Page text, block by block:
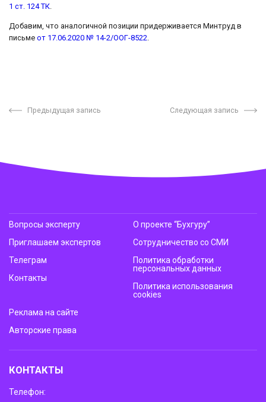
1 ст. 124 ТК.
Добавим, что аналогичной позиции придерживается Минтруд в
письме от 17.06.2020 № 14-2/ООГ-8522.
Предыдущая запись Следующая запись
Вопросы эксперту
Приглашаем экспертов
Телеграм
Контакты
О проекте “Бухгуру”
Сотрудничество со СМИ
Политика обработки
персональных данных
Политика использования
cookies
Реклама на сайте
Авторские права
КОНТАКТЫ
Телефон: